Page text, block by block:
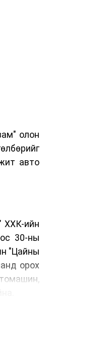
олон
авто
ХХК-ийн
30-ны
"Цайны
орох